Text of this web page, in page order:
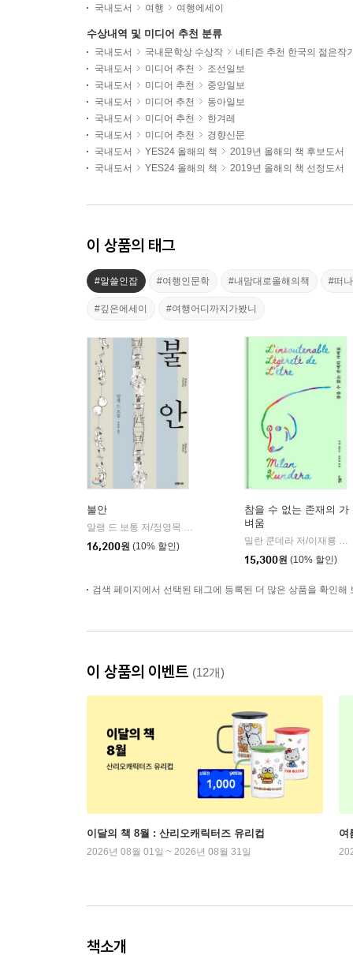
국내도서
여행 여행에세이
수상내역 및 미디어 추천 분류
국내도서 국내문학상 수상작
네티즌 추천 한국의 젊은작
국내도서
미디어 추천
조선일보
국내도서
미디어 추천
중앙일보
국내도서
미디어 추천
동아일보
국내도서
미디어 추천
한겨레
국내도서
미디어 추천
경향신문
국내도서
YES24 올해의 책
2019년 올해의 책 후보도서
국내도서
YES24 올해의 책 2019년 올해의 책 선정도서
이 상품의 태그
#알쓸인잡 #여행인문학 #내맘대로올해의책 #떠
#깊은에세이 #여행어디까지가봤니
불안
알랭 드 보통 저/정영목 역
16,200원 (10% 할인)
참을 수 없는 존재의 가
벼움
밀란 쿤데라 저/이재룡 역
15,300원 (10% 할인)
검색 페이지에서 선택된 태그에 등록된 더 많은 상품을 확인해
이 상품의 이벤트 (12개)
이달의 책 8월 : 산리오캐릭터즈 유리컵
2026년 08월 01일 ~ 2026년 08월 31일
여
책소개